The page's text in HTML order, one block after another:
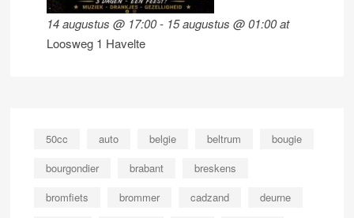
14 augustus @ 17:00- 15 augustus @ 01:00at
Loosweg 1 Havelte
50cc auto belgie beltrum
bougie
bourgondier
brabant
breskens
bromfiets
brommer cadzand
deurne